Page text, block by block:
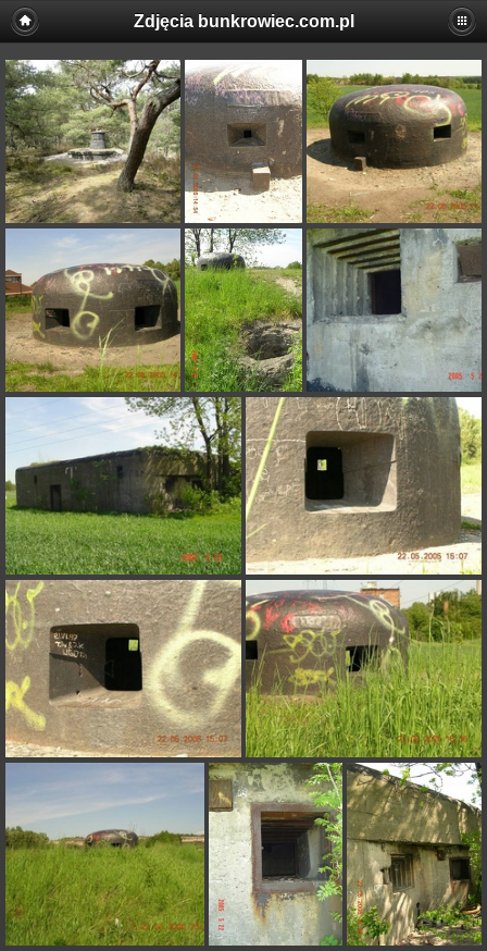
Zdjęcia bunkrowiec.com.pl